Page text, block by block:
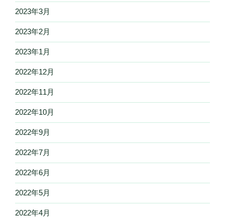
2023年3月
2023年2月
2023年1月
2022年12月
2022年11月
2022年10月
2022年9月
2022年7月
2022年6月
2022年5月
2022年4月